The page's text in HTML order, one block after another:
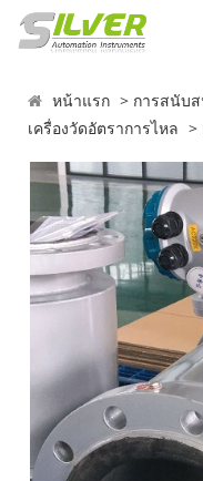
หน้าแรก การสนับ
เครื่องวัดอัตราการไหล